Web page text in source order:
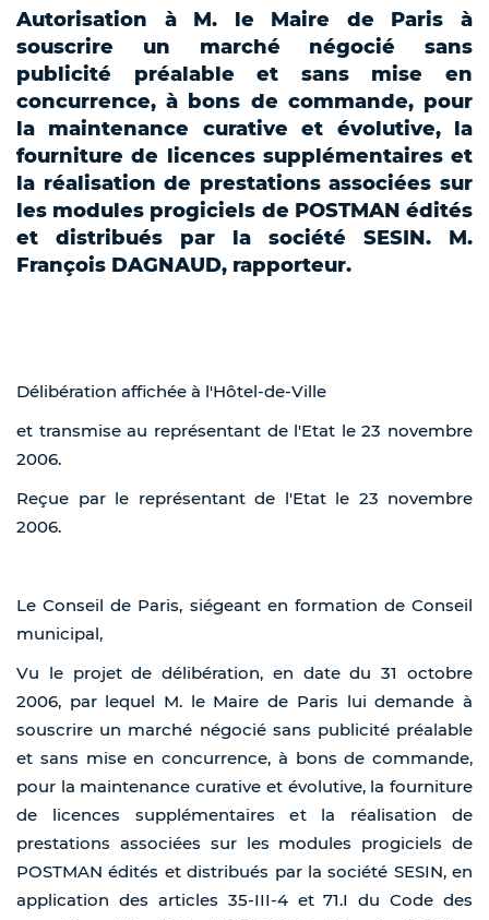
Autorisation à M. le Maire de Paris à
souscrire un marché négocié sans
publicité préalable et sans mise en
concurrence, à bons de commande, pour
la maintenance curative et évolutive, la
fourniture de licences supplémentaires et
la réalisation de prestations associées sur
les modules progiciels de POSTMAN édités
et distribués par la société SESIN. M.
François DAGNAUD, rapporteur.
Délibération affichée à l'Hôtel-de-Ville
et transmise au représentant de l'Etat le 23 novembre
2006.
Reçue par le représentant de l'Etat le 23 novembre
2006.
Le Conseil de Paris, siégeant en formation de Conseil
municipal,
Vu le projet de délibération, en date du 31 octobre
2006, par lequel M. le Maire de Paris lui demande à
souscrire un marché négocié sans publicité préalable
et sans mise en concurrence, à bons de commande,
pour la maintenance curative et évolutive, la fourniture
de licences supplémentaires et la réalisation de
prestations associées sur les modules progiciels de
POSTMAN édités et distribués par la société SESIN, en
application des articles 35-III-4 et 71.I du Code des